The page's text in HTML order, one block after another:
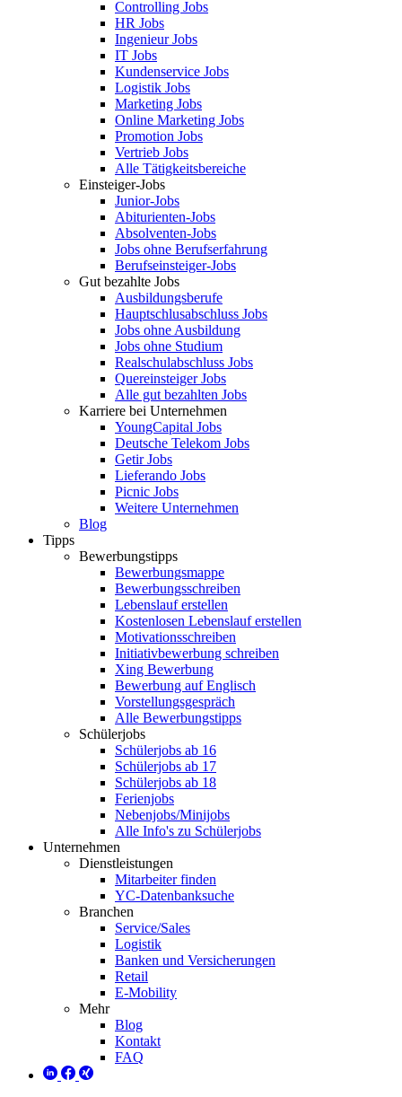
Controlling Jobs
HR Jobs
Ingenieur Jobs
IT Jobs
Kundenservice Jobs
Logistik Jobs
Marketing Jobs
Online Marketing Jobs
Promotion Jobs
Vertrieb Jobs
Alle Tätigkeitsbereiche
Einsteiger-Jobs
Junior-Jobs
Abiturienten-Jobs
Absolventen-Jobs
Jobs ohne Berufserfahrung
Berufseinsteiger-Jobs
Gut bezahlte Jobs
Ausbildungsberufe
Hauptschlusabschluss Jobs
Jobs ohne Ausbildung
Jobs ohne Studium
Realschulabschluss Jobs
Quereinsteiger Jobs
Alle gut bezahlten Jobs
Karriere bei Unternehmen
YoungCapital Jobs
Deutsche Telekom Jobs
Getir Jobs
Lieferando Jobs
Picnic Jobs
Weitere Unternehmen
Blog
Tipps
Bewerbungstipps
Bewerbungsmappe
Bewerbungsschreiben
Lebenslauf erstellen
Kostenlosen Lebenslauf erstellen
Motivationsschreiben
Initiativbewerbung schreiben
Xing Bewerbung
Bewerbung auf Englisch
Vorstellungsgespräch
Alle Bewerbungstipps
Schülerjobs
Schülerjobs ab 16
Schülerjobs ab 17
Schülerjobs ab 18
Ferienjobs
Nebenjobs/Minijobs
Alle Info's zu Schülerjobs
Unternehmen
Dienstleistungen
Mitarbeiter finden
YC-Datenbanksuche
Branchen
Service/Sales
Logistik
Banken und Versicherungen
Retail
E-Mobility
Mehr
Blog
Kontakt
FAQ